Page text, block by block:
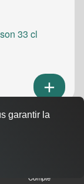
33 cl
Compte
garantir la